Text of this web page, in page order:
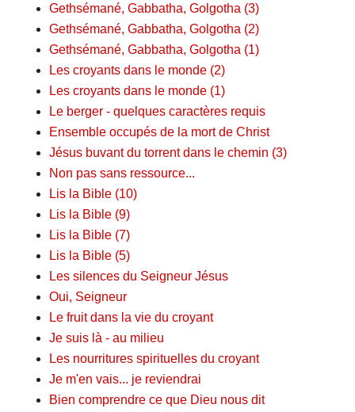
Gethsémané, Gabbatha, Golgotha (3)
Gethsémané, Gabbatha, Golgotha (2)
Gethsémané, Gabbatha, Golgotha (1)
Les croyants dans le monde (2)
Les croyants dans le monde (1)
Le berger - quelques caractères requis
Ensemble occupés de la mort de Christ
Jésus buvant du torrent dans le chemin (3)
Non pas sans ressource...
Lis la Bible (10)
Lis la Bible (9)
Lis la Bible (7)
Lis la Bible (5)
Les silences du Seigneur Jésus
Oui, Seigneur
Le fruit dans la vie du croyant
Je suis là - au milieu
Les nourritures spirituelles du croyant
Je m'en vais... je reviendrai
Bien comprendre ce que Dieu nous dit